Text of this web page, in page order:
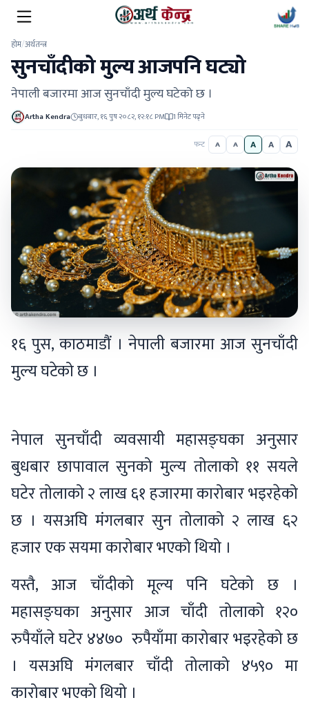
होम/अर्थतन्त्र
सुनचाँदीको मुल्य आजपनि घट्यो
नेपाली बजारमा आज सुनचाँदी मुल्य घटेको छ ।
Artha Kendra बुधबार, १६ पुष २०८२, १२:१८ PM 1 मिनेट पढ्ने
फन्ट A A A A A
१६ पुस, काठमाडौं । नेपाली बजारमा आज सुनचाँदी
मुल्य घटेको छ ।
नेपाल सुनचाँदी व्यवसायी महासङ्घका अनुसार
बुधबार छापावाल सुनको मुल्य तोलाको ११ सयले
घटेर तोलाको २ लाख ६१ हजारमा कारोबार भइरहेको
छ । यसअघि मंगलबार सुन तोलाको २ लाख ६२
हजार एक सयमा कारोबार भएको थियो ।
यस्तै, आज चाँदीको मूल्य पनि घटेको छ ।
महासङ्घका अनुसार आज चाँदी तोलाको १२०
रुपैयाँले घटेर ४४७० रुपैयाँमा कारोबार भइरहेको छ
। यसअघि मंगलबार चाँदी तोलाको ४५९० मा
कारोबार भएको थियो ।